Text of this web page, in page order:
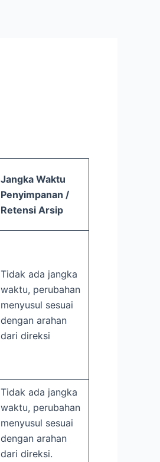
Jangka Waktu
Penyimpanan /
Retensi Arsip
Tidak ada jangka
waktu, perubahan
menyusul sesuai
dengan arahan
dari direksi
Tidak ada jangka
waktu, perubahan
menyusul sesuai
dengan arahan
dari direksi.